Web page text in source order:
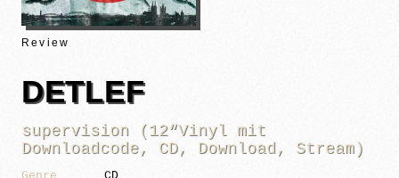
Review
DETLEF
supervision (12“Vinyl mit
Downloadcode, CD, Download, Stream)